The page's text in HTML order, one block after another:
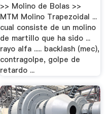
>> Molino de Bolas >>
MTM Molino Trapezoidal ...
cual consiste de un molino
de martillo que ha sido ...
rayo alfa ..... backlash (mec),
contragolpe, golpe de
retardo ...